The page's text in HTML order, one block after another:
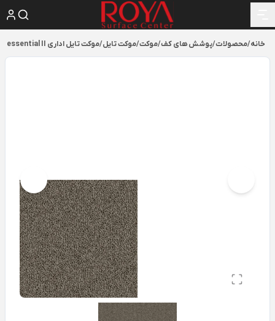
خانه/محصولات/پوشش های کف/موکت/موکت تایل/موکت تایل اداری essential II